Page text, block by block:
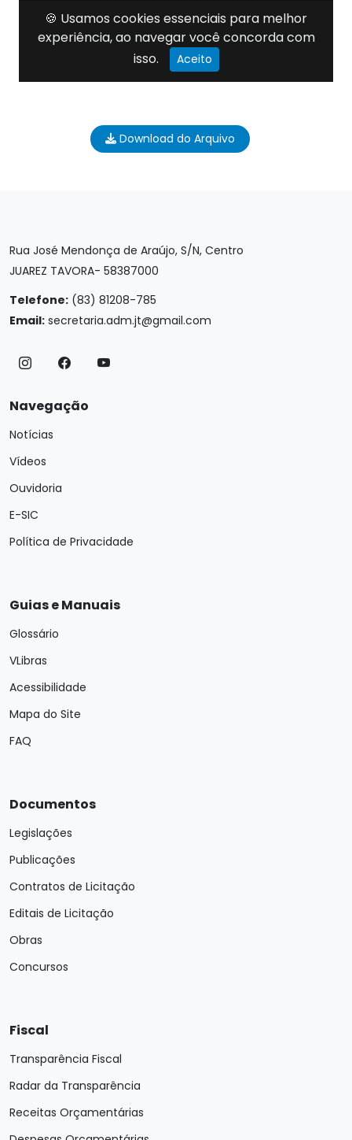
Download do Arquivo
Rua José Mendonça de Araújo, S/N, Centro
JUAREZ TAVORA- 58387000
Telefone: (83) 81208-785
Email: secretaria.adm.jt@gmail.com
Navegação
Notícias
Vídeos
Ouvidoria
E-SIC
Política de Privacidade
Guias e Manuais
Glossário
VLibras
Acessibilidade
Mapa do Site
FAQ
Documentos
Legislações
Publicações
Contratos de Licitação
Editais de Licitação
Obras
Concursos
Fiscal
Transparência Fiscal
Radar da Transparência
Receitas Orçamentárias